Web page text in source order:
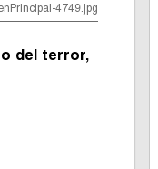
4749.jpg
del terror,